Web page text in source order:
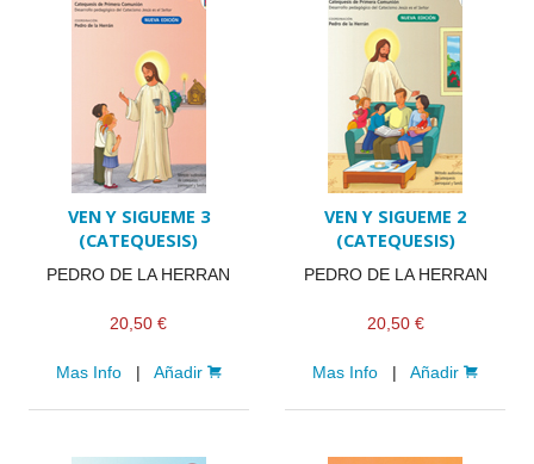
VEN Y SIGUEME 3
(CATEQUESIS)
PEDRO DE LA HERRAN
20,50 €
Mas Info| Añadir
VEN Y SIGUEME 2
(CATEQUESIS)
PEDRO DE LA HERRAN
20,50 €
Mas Info |Añadir